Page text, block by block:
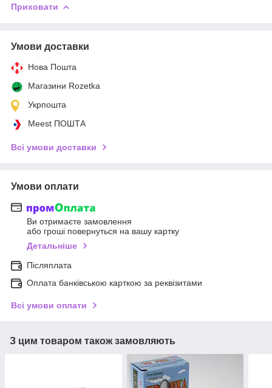
Приховати
Умови доставки
Нова Пошта
Магазини Rozetka
Укрпошта
Meest ПОШТА
Всі умови доставки
Умови оплати
Ви отримаєте замовлення
або гроші повернуться на вашу картку
Детальніше
Післяплата
Оплата банківською карткою за реквізитами
Всі умови оплати
З цим товаром також замовляють